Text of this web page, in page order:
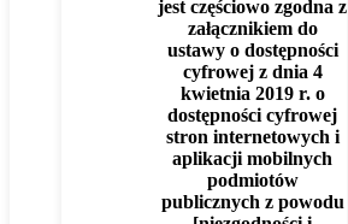
jest częściowo zgodna z
załącznikiem do
ustawy o dostępności
cyfrowej z dnia 4
kwietnia 2019 r. o
dostępności cyfrowej
stron internetowych i
aplikacji mobilnych
podmiotów
publicznych z powodu